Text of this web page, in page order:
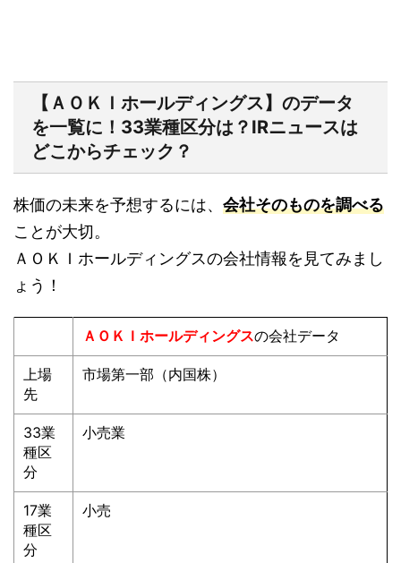
【ＡＯＫＩホールディングス】のデータ
を一覧に！33業種区分は？IRニュースは
どこからチェック？
株価の未来を予想するには、 会社そのものを調べる
ことが大切。
ＡＯＫＩホールディングスの会社情報を見てみまし
ょう！
ＡＯＫＩホールディングスの会社データ
上場
先
市場第一部（内国株）
33業
種区
分
小売業
17業
種区
分
小売